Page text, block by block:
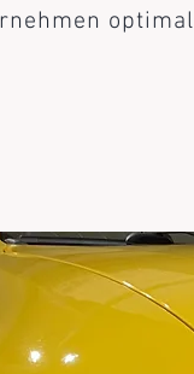
optimal